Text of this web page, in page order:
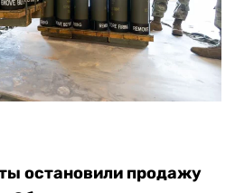
остановили продажу